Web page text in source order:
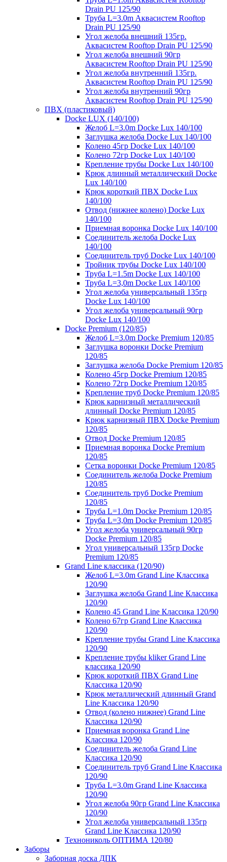
Drain PU 125/90
Труба L=3.0m Аквасистем Rooftop
Drain PU 125/90
Угол желоба внешний 135гр.
Аквасистем Rooftop Drain PU 125/90
Угол желоба внешний 90гр
Аквасистем Rooftop Drain PU 125/90
Угол желоба внутренний 135гр.
Аквасистем Rooftop Drain PU 125/90
Угол желоба внутренний 90гр
Аквасистем Rooftop Drain PU 125/90
ПВХ (пластиковый)
Docke LUX (140/100)
Желоб L=3.0m Docke Lux 140/100
Заглушка желоба Docke Lux 140/100
Колено 45гр Docke Lux 140/100
Колено 72гр Docke Lux 140/100
Крепление трубы Docke Lux 140/100
Крюк длинный металлический Docke
Lux 140/100
Крюк короткий ПВХ Docke Lux
140/100
Отвод (нижнее колено) Docke Lux
140/100
Приемная воронка Docke Lux 140/100
Соединитель желоба Docke Lux
140/100
Соединитель труб Docke Lux 140/100
Тройник трубы Docke Lux 140/100
Труба L=1.5m Docke Lux 140/100
Труба L=3,0m Docke Lux 140/100
Угол желоба универсальный 135гр
Docke Lux 140/100
Угол желоба универсальный 90гр
Docke Lux 140/100
Docke Premium (120/85)
Желоб L=3.0m Docke Premium 120/85
Заглушка воронки Docke Premium
120/85
Заглушка желоба Docke Premium 120/85
Колено 45гр Docke Premium 120/85
Колено 72гр Docke Premium 120/85
Крепление труб Docke Premium 120/85
Крюк карнизный металлический
длинный Docke Premium 120/85
Крюк карнизный ПВХ Docke Premium
120/85
Отвод Docke Premium 120/85
Приемная воронка Docke Premium
120/85
Сетка воронки Docke Premium 120/85
Соединитель желоба Docke Premium
120/85
Соединитель труб Docke Premium
120/85
Труба L=1.0m Docke Premium 120/85
Труба L=3,0m Docke Premium 120/85
Угол желоба универсальный 90гр
Docke Premium 120/85
Угол универсальный 135гр Docke
Premium 120/85
Grand Line классика (120/90)
Желоб L=3.0m Grand Line Классика
120/90
Заглушка желоба Grand Line Классика
120/90
Колено 45 Grand Line Классика 120/90
Колено 67гр Grand Line Классика
120/90
Крепление трубы Grand Line Классика
120/90
Крепление трубы kliker Grand Line
классика 120/90
Крюк короткий ПВХ Grand Line
Классика 120/90
Крюк металлический длинный Grand
Line Классика 120/90
Отвод (колено нижнее) Grand Line
Классика 120/90
Приемная воронка Grand Line
Классика 120/90
Соединитель желоба Grand Line
Классика 120/90
Соединитель труб Grand Line Классика
120/90
Труба L=3.0m Grand Line Классика
120/90
Угол желоба 90гр Grand Line Классика
120/90
Угол желоба универсальный 135гр
Grand Line Классика 120/90
Технониколь ОПТИМА 120/80
Заборы
Заборная доска ДПК